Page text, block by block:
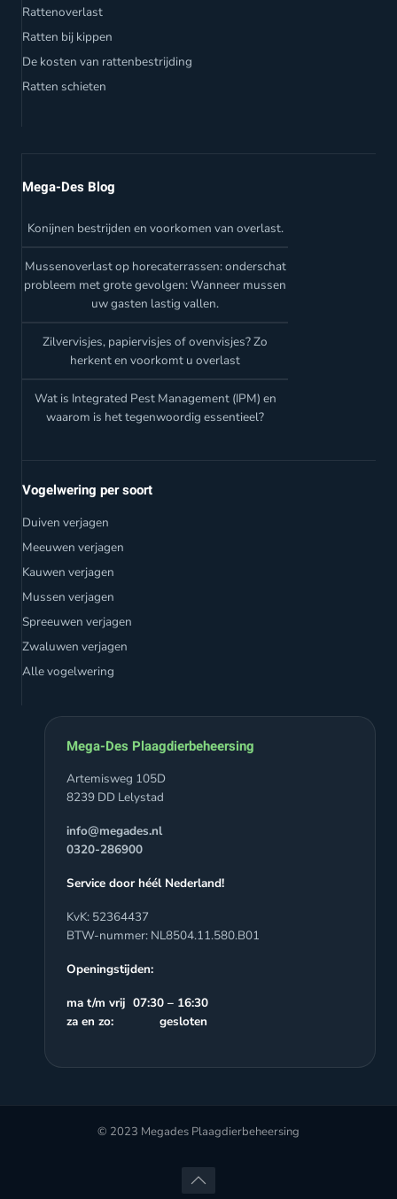
Rattenoverlast
Ratten bij kippen
De kosten van rattenbestrijding
Ratten schieten
Mega-Des Blog
Konijnen bestrijden en voorkomen van overlast.
Mussenoverlast op horecaterrassen: onderschat
probleem met grote gevolgen: Wanneer mussen
uw gasten lastig vallen.
Zilvervisjes, papiervisjes of ovenvisjes? Zo
herkent en voorkomt u overlast
Wat is Integrated Pest Management (IPM) en
waarom is het tegenwoordig essentieel?
Vogelwering per soort
Duiven verjagen
Meeuwen verjagen
Kauwen verjagen
Mussen verjagen
Spreeuwen verjagen
Zwaluwen verjagen
Alle vogelwering
Mega-Des Plaagdierbeheersing
Artemisweg 105D
8239 DD Lelystad
info@megades.nl
0320-286900
Service door héél Nederland!
KvK: 52364437
BTW-nummer: NL8504.11.580.B01
Openingstijden:
ma t/m vrij 07:30 – 16:30
za en zo: gesloten
© 2023 Megades Plaagdierbeheersing